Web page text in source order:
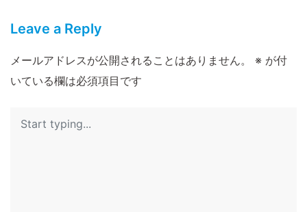
Leave a Reply
メールアドレスが公開されることはありません。 ※ が付
いている欄は必須項目です